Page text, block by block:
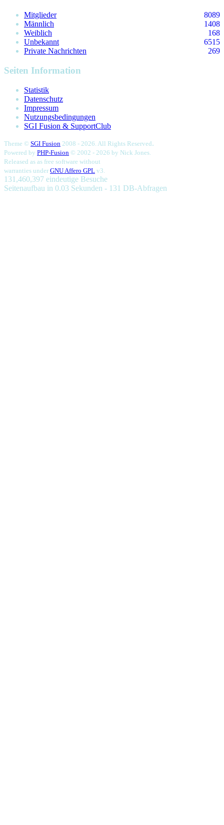
Mitglieder
8089
Männlich
1408
Weiblich
168
Unbekannt
6515
Private Nachrichten
269
Seiten Information
Statistik
Datenschutz
Impressum
Nutzungsbedingungen
SGI Fusion & SupportClub
Theme © SGI Fusion 2008 - 2026. All Rights Reserved.
Powered by PHP-Fusion © 2002 - 2026 by Nick Jones.
Released as as free software without
warranties under GNU Affero GPL v3.
131,460,397 eindeutige Besuche
Seitenaufbau in 0.03 Sekunden - 131 DB-Abfragen